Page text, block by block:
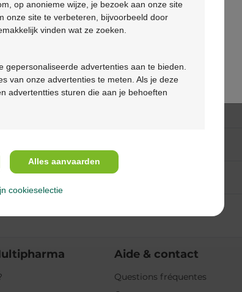
Description
Usage
Aide & contact
Questions fréquentes
het nederlands
op anonieme wijze, je bezoek aan onze site
onze site te verbeteren, bijvoorbeeld door
vinden wat ze zoeken.
gepersonaliseerde advertenties aan te bieden.
van onze advertenties te meten. Als je deze
advertentties sturen die aan je behoeften
Alles aanvaarden
cookieselectie